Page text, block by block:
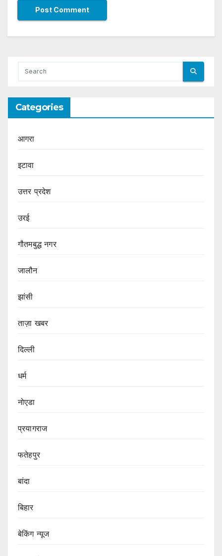
Categories
आगरा
इटावा
उत्तर प्रदेश
उरई
गौतमबुद्ध नगर
जालौन
झांसी
ताज़ा खबर
दिल्ली
धर्म
नोएडा
प्रयागराज
फतेहपुर
बांदा
बिहार
बेकिंग न्यूज